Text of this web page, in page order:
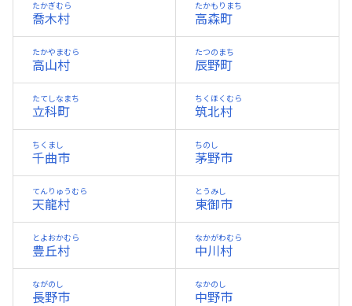
喬木村
たかぎむら
高森町
たかもりまち
高山村
たかやまむら
辰野町
たつのまち
立科町
たてしなまち
筑北村
ちくほくむら
千曲市
ちくまし
茅野市
ちのし
天龍村
てんりゅうむら
東御市
とうみし
豊丘村
とよおかむら
中川村
なかがわむら
長野市
ながのし
中野市
なかのし